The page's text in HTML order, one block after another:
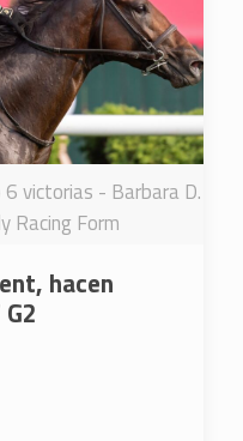
victorias - Barbara D.
Racing Form
hacen